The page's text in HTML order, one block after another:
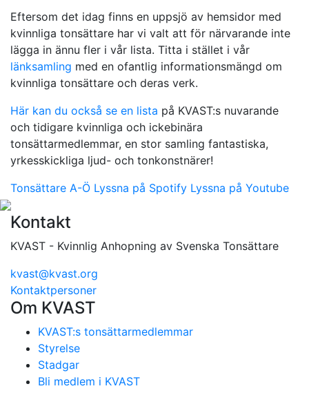
Eftersom det idag finns en uppsjö av hemsidor med
kvinnliga tonsättare har vi valt att för närvarande inte
lägga in ännu fler i vår lista. Titta i stället i vår
länksamling med en ofantlig informationsmängd om
kvinnliga tonsättare och deras verk.
Här kan du också se en lista på KVAST:s nuvarande
och tidigare kvinnliga och ickebinära
tonsättarmedlemmar, en stor samling fantastiska,
yrkesskickliga ljud- och tonkonstnärer!
Tonsättare A-Ö Lyssna på Spotify Lyssna på Youtube
Kontakt
KVAST - Kvinnlig Anhopning av Svenska Tonsättare
kvast@kvast.org
Kontaktpersoner
Om KVAST
KVAST:s tonsättarmedlemmar
Styrelse
Stadgar
Bli medlem i KVAST